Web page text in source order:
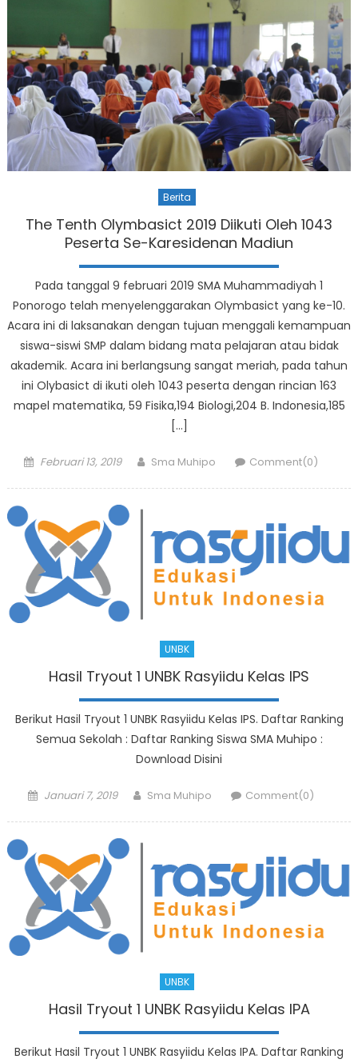
Berita
The Tenth Olymbasict 2019 Diikuti Oleh 1043
Peserta Se-Karesidenan Madiun
Pada tanggal 9 februari 2019 SMA Muhammadiyah 1
Ponorogo telah menyelenggarakan Olymbasict yang ke-10.
Acara ini di laksanakan dengan tujuan menggali kemampuan
siswa-siswi SMP dalam bidang mata pelajaran atau bidak
akademik. Acara ini berlangsung sangat meriah, pada tahun
ini Olybasict di ikuti oleh 1043 peserta dengan rincian 163
mapel matematika, 59 Fisika,194 Biologi,204 B. Indonesia,185
[…]
Posted
Februari 13, 2019 Author
Sma Muhipo Comment(0)
UNBK
Hasil Tryout 1 UNBK Rasyiidu Kelas IPS
Berikut Hasil Tryout 1 UNBK Rasyiidu Kelas IPS. Daftar Ranking
Semua Sekolah : Daftar Ranking Siswa SMA Muhipo :
Download Disini
Posted
Januari 7, 2019 Author
Sma Muhipo Comment(0)
UNBK
Hasil Tryout 1 UNBK Rasyiidu Kelas IPA
Berikut Hasil Tryout 1 UNBK Rasyiidu Kelas IPA. Daftar Ranking